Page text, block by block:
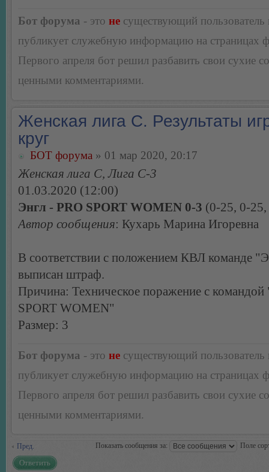
Бот форума - это не существующий пользователь
публикует служебную информацию на страницах
Первого апреля бот решил разбавить свои сухие
ценными комментариями.
Женская лига С. Результаты
круг
БОТ форума » 01 мар 2020, 20:17
Женская лига С, Лига С-3
01.03.2020 (12:00)
Энгл - PRO SPORT WOMEN 0-3 (0-25, 0-
Автор сообщения: Кухарь Марина Игоревна
В соответствии с положением КВЛ команде
выписан штраф.
Причина: Техническое поражение с командой
SPORT WOMEN"
Размер: 3
Бот форума - это не существующий пользователь
публикует служебную информацию на страницах
Первого апреля бот решил разбавить свои сухие
ценными комментариями.
Пред. Показать сообщения за: Поле
Ответить